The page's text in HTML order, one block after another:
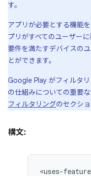
す。
アプリが必要とする機能
プリがすべてのユーザー
要件を満たすデバイスの
とができます。
Google Play がフィルタ
の仕組みについての重要な
フィルタリングのセクシ
構文: